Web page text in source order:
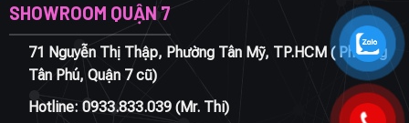
SHOWROOM QUẬN 7
71 Nguyễn Thị Thập, Phường Tân Mỹ, TP.HCM ( Phường
Tân Phú, Quận 7 cũ)
Hotline: 0933.833.039(Mr. Thi)